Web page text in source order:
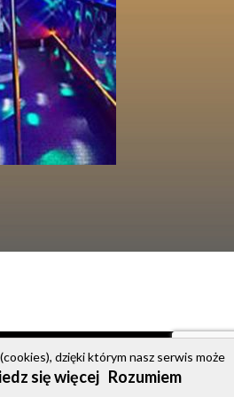
2020 Party Bus
Cennik Galeria Kontakt
dzięki którym nasz serwis może
się więcej Rozumiem